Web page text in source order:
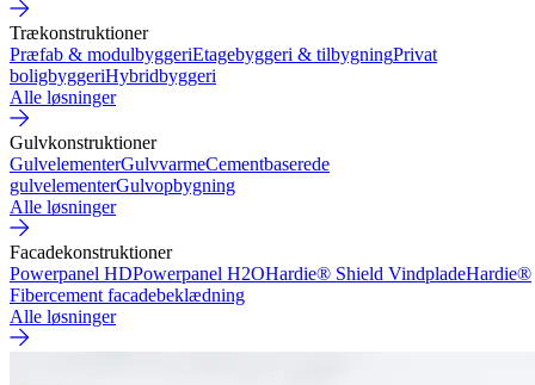
Trækonstruktioner
Præfab & modulbyggeriEtagebyggeri & tilbygningPrivat
boligbyggeriHybridbyggeri
Alle løsninger
Gulvkonstruktioner
GulvelementerGulvvarmeCementbaserede
gulvelementerGulvopbygning
Alle løsninger
Facadekonstruktioner
Powerpanel HDPowerpanel H2OHardie® Shield VindpladeHardie®
Fibercement facadebeklædning
Alle løsninger